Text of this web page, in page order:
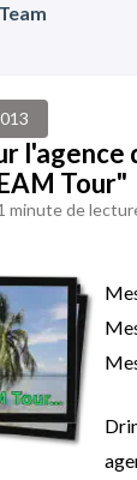
l'agence
Tour"
minute de